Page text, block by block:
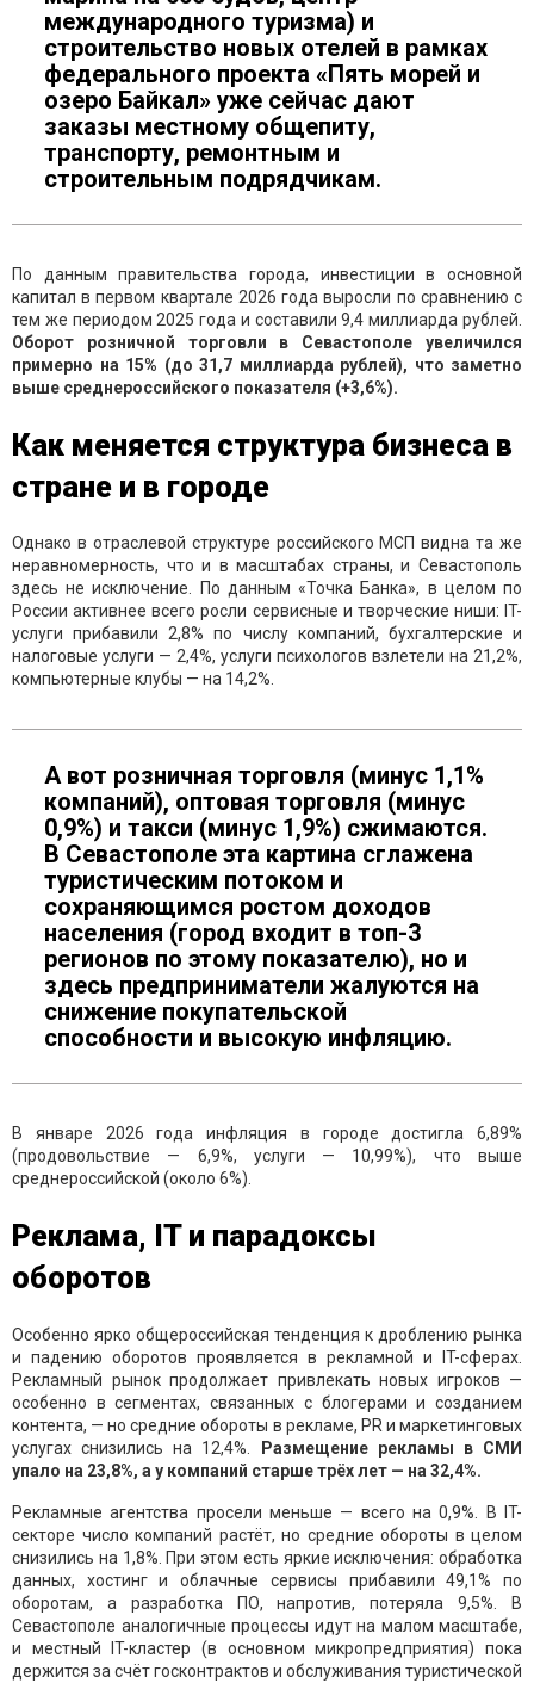
международного туризма) и
строительство новых отелей в рамках
федерального проекта «Пять морей и
озеро Байкал» уже сейчас дают
заказы местному общепиту,
транспорту, ремонтным и
строительным подрядчикам.
По данным правительства города, инвестиции в основной
капитал в первом квартале 2026 года выросли по сравнению с
тем же периодом 2025 года и составили 9,4 миллиарда рублей.
Оборот розничной торговли в Севастополе увеличился
примерно на 15% (до 31,7 миллиарда рублей), что заметно
выше среднероссийского показателя (+3,6%).
Как меняется структура бизнеса в
стране и в городе
Однако в отраслевой структуре российского МСП видна та же
неравномерность, что и в масштабах страны, и Севастополь
здесь не исключение. По данным «Точка Банка», в целом по
России активнее всего росли сервисные и творческие ниши: IT-
услуги прибавили 2,8% по числу компаний, бухгалтерские и
налоговые услуги — 2,4%, услуги психологов взлетели на 21,2%,
компьютерные клубы — на 14,2%.
А вот розничная торговля (минус 1,1%
компаний), оптовая торговля (минус
0,9%) и такси (минус 1,9%) сжимаются.
В Севастополе эта картина сглажена
туристическим потоком и
сохраняющимся ростом доходов
населения (город входит в топ-3
регионов по этому показателю), но и
здесь предприниматели жалуются на
снижение покупательской
способности и высокую инфляцию.
В январе 2026 года инфляция в городе достигла 6,89%
(продовольствие — 6,9%, услуги — 10,99%), что выше
среднероссийской (около 6%).
Реклама, IT и парадоксы
оборотов
Особенно ярко общероссийская тенденция к дроблению рынка
и падению оборотов проявляется в рекламной и IT-сферах.
Рекламный рынок продолжает привлекать новых игроков —
особенно в сегментах, связанных с блогерами и созданием
контента, — но средние обороты в рекламе, PR и маркетинговых
услугах снизились на 12,4%.
Размещение рекламы в СМИ
упало на 23,8%, а у компаний старше трёх лет — на 32,4%.
Рекламные агентства просели меньше — всего на 0,9%. В IT-
секторе число компаний растёт, но средние обороты в целом
снизились на 1,8%. При этом есть яркие исключения: обработка
данных, хостинг и облачные сервисы прибавили 49,1% по
оборотам, а разработка ПО, напротив, потеряла 9,5%. В
Севастополе аналогичные процессы идут на малом масштабе,
и местный IT-кластер (в основном микропредприятия) пока
держится за счёт госконтрактов и обслуживания туристической